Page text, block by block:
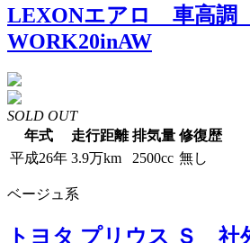
LEXONエアロ 車高調
WORK20inAW
SOLD OUT
年式
走行距離 排気量 修復歴
平成26年 3.9万km 2500cc 無し
ベージュ系
トヨタ プリウス Ｓ